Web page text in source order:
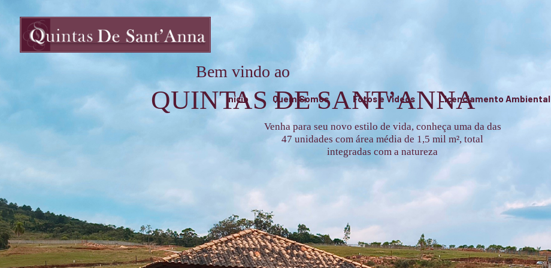
Início Quem Somos Fotos e Vídeos Licenciamento Ambiental
Bem vindo ao
QUINTAS DE SANT’ANNA
Venha para seu novo estilo de vida, conheça uma da das
47 unidades com área média de 1,5 mil m², total
integradas com a natureza